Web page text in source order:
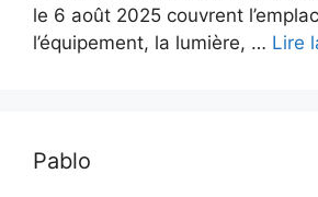
le 6 août 2025 couvrent
l’équipement, la lumière, … Lire
Pablo